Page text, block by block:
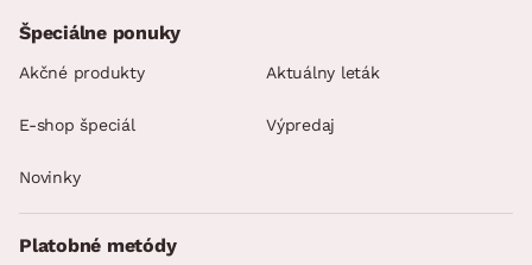
Špeciálne ponuky
Akčné produkty Aktuálny leták
E-shop špeciál Výpredaj
Novinky
Platobné metódy